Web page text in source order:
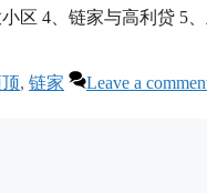
区 4、链家与高利贷 5
, 链家
Leave a